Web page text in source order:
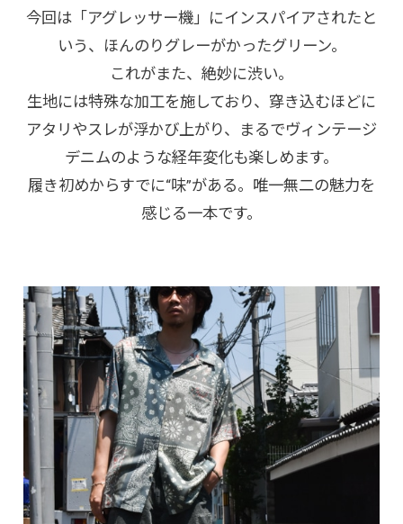
今回は「アグレッサー機」にインスパイアされたと
いう、ほんのりグレーがかったグリーン。
これがまた、絶妙に渋い。
生地には特殊な加工を施しており、穿き込むほどに
アタリやスレが浮かび上がり、まるでヴィンテージ
デニムのような経年変化も楽しめます。
履き初めからすでに“味”がある。唯一無二の魅力を
感じる一本です。